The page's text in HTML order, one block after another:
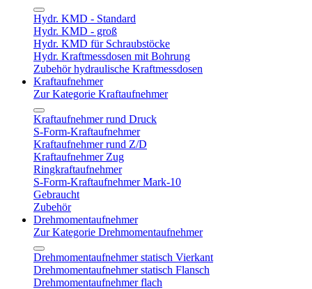
Hydr. KMD - Standard
Hydr. KMD - groß
Hydr. KMD für Schraubstöcke
Hydr. Kraftmessdosen mit Bohrung
Zubehör hydraulische Kraftmessdosen
Kraftaufnehmer
Zur Kategorie Kraftaufnehmer
Kraftaufnehmer rund Druck
S-Form-Kraftaufnehmer
Kraftaufnehmer rund Z/D
Kraftaufnehmer Zug
Ringkraftaufnehmer
S-Form-Kraftaufnehmer Mark-10
Gebraucht
Zubehör
Drehmomentaufnehmer
Zur Kategorie Drehmomentaufnehmer
Drehmomentaufnehmer statisch Vierkant
Drehmomentaufnehmer statisch Flansch
Drehmomentaufnehmer flach